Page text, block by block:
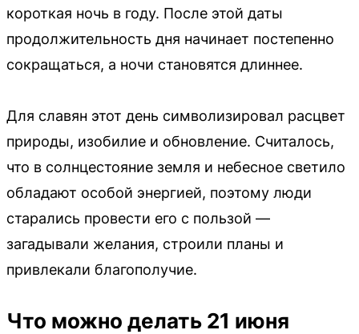
короткая ночь в году. После этой даты
продолжительность дня начинает постепенно
сокращаться, а ночи становятся длиннее.
Для славян этот день символизировал расцвет
природы, изобилие и обновление. Считалось,
что в солнцестояние земля и небесное светило
обладают особой энергией, поэтому люди
старались провести его с пользой —
загадывали желания, строили планы и
привлекали благополучие.
Что можно делать 21 июня